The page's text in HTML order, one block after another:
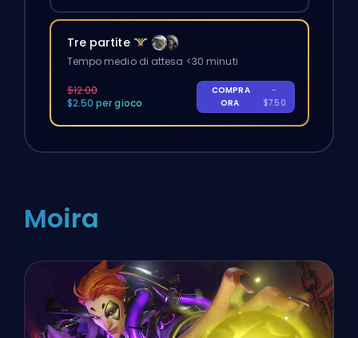
Tre partite
Tempo medio di attesa <30 minuti
$12.00
$2.50 per gioco
COMPRA
ORA
-
$7.50
Moira